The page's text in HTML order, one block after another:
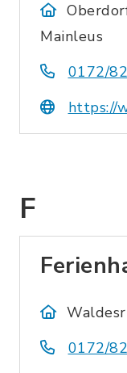
Mainleus
0172/
https://
F
0172/